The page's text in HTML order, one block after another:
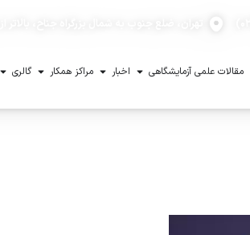
مقالات علمی آزمایشگاهی اخبار مراکز همکار گالری